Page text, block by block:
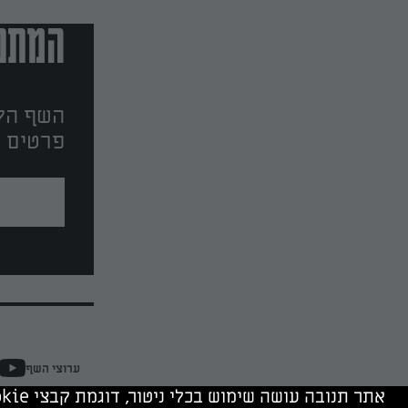
השף
פרטים
ערוצי השף
אתר תנובה עושה שימוש בכלי ניטור, דוגמת קבצי cookie, של תנובה ושל צדד שלישי. המשך גלישה מהווה הסכמה לשימוש בכלים אלה.